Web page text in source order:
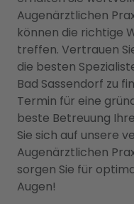
Augenärztlichen
können die richtige
treffen. Vertrauen
die besten
Bad Sassendorf zu
Termin für eine
beste Betreuung
Sie sich auf unsere
Augenärztlichen
sorgen Sie für
Augen!